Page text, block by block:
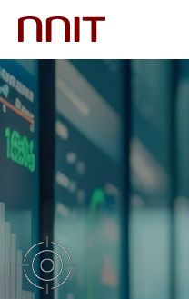
您的行业
解决方案
行业洞察
投资者关系与新闻